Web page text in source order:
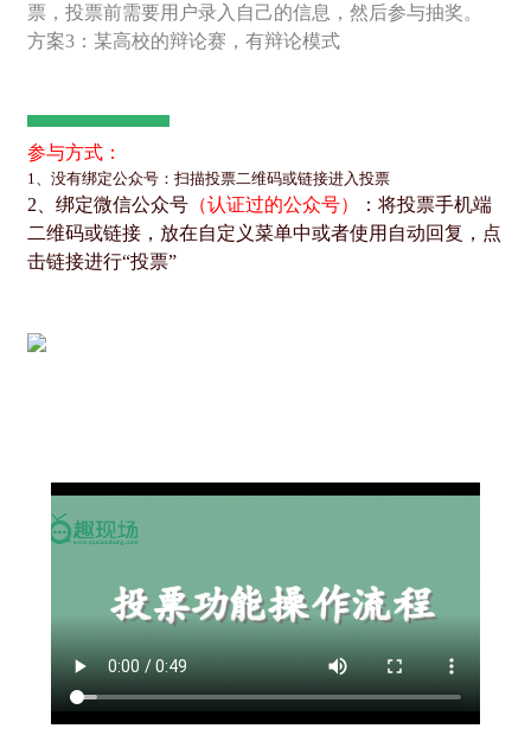
票，投票前需要用户录入自己的信息，然后参与抽奖。
方案3：某高校的辩论赛，有辩论模式
参与方式：
1、没有绑定公众号：扫描投票二维码或链接进入投票
2、绑定微信公众号 （认证过的公众号）
：将投票手机端
二维码或链接，放在自定义菜单中或者使用自动回复，点
击链接进行“投票”